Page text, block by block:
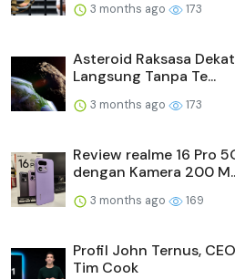
3 months ago 173
Asteroid Raksasa
Langsung Tanpa Te...
3 months ago 173
Review realme 16 Pro
dengan Kamera 200
3 months ago 169
Profil John Ternus,
Tim Cook